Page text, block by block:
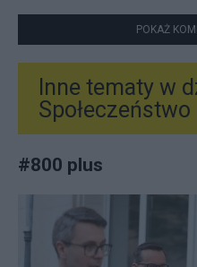
POKAŻ
Inne tematy w
Społeczeństwo
#800 plus